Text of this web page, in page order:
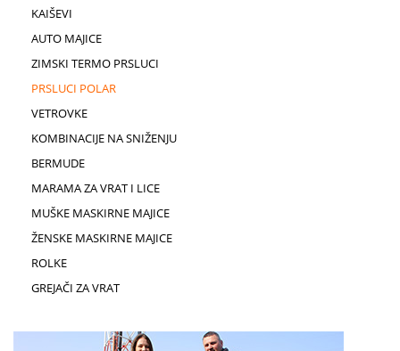
KAIŠEVI
AUTO MAJICE
ZIMSKI TERMO PRSLUCI
PRSLUCI POLAR
VETROVKE
KOMBINACIJE NA SNIŽENJU
BERMUDE
MARAMA ZA VRAT I LICE
MUŠKE MASKIRNE MAJICE
ŽENSKE MASKIRNE MAJICE
ROLKE
GREJAČI ZA VRAT